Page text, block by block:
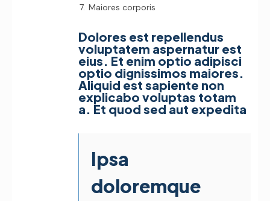
Maiores corporis
Dolores est repellendus
voluptatem aspernatur est
eius. Et enim optio adipisci
optio dignissimos maiores.
Aliquid est sapiente non
explicabo voluptas totam
a. Et quod sed aut expedita
Ipsa
doloremque